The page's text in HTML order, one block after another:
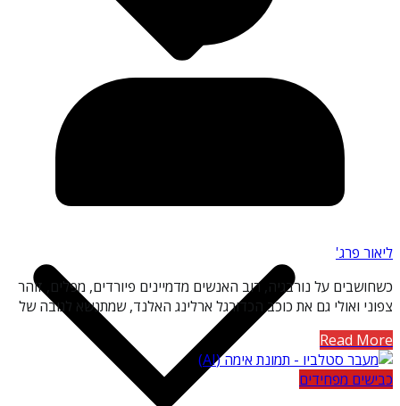
ליאור פרג'
כשחושבים על נורבגיה, רוב האנשים מדמיינים פיורדים, מפלים, זוהר
צפוני ואולי גם את כוכב הכדורגל ארלינג האלנד, שמתנשא לגובה של
Read More
כבישים מפחידים